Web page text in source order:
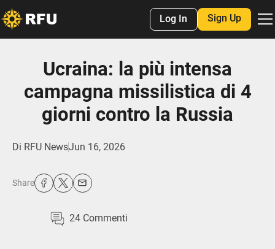
Log In Sign Up
Ucraina: la più intensa
campagna missilistica di 4
giorni contro la Russia
Di RFU NewsJun 16, 2026
Share
24 Commenti